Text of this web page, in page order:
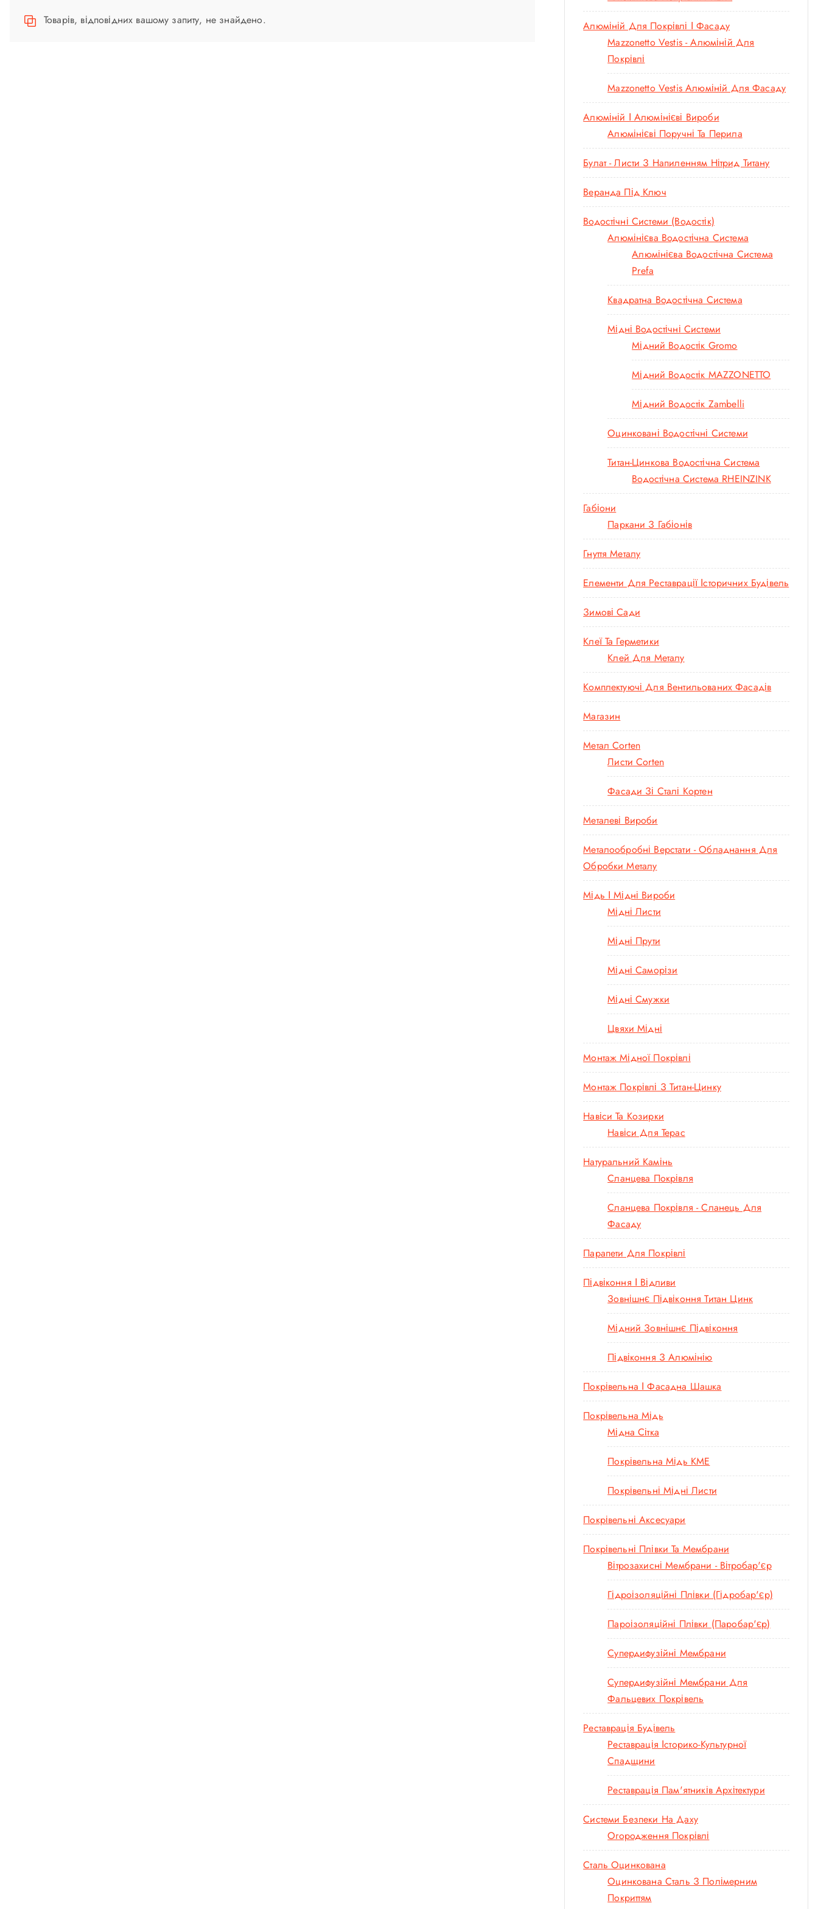
Товарів, відповідних вашому запиту, не знайдено.
Алюміній Для Покрівлі І Фасаду
Mazzonetto Vestis - Алюміній Для
Покрівлі
Mazzonetto Vestis Алюміній Для Фасаду
Алюміній І Алюмінієві Вироби
Алюмінієві Поручні Та Перила
Булат - Листи З Напиленням Нітрид Титану
Веранда Під Ключ
Водостічні Системи (водостік)
Алюмінієва Водостічна Система
Алюмінієва Водостічна Система
Prefa
Квадратна Водостічна Система
Мідні Водостічні Системи
Мідний Водостік Gromo
Мідний Водостік MAZZONETTO
Мідний Водостік Zambelli
Оцинковані Водостічні Системи
Титан-Цинкова Водостічна Система
Водостічна Система RHEINZINK
Габіони
Паркани З Габіонів
Гнуття Металу
Елементи Для Реставрації Історичних Будівель
Зимові Сади
Клеї Та Герметики
Клей Для Металу
Комплектуючі Для Вентильованих Фасадів
Магазин
Метал Corten
Листи Corten
Фасади Зі Сталі Кортен
Металеві Вироби
Металообробні Верстати - Обладнання Для
Обробки Металу
Мідь І Мідні Вироби
Мідні Листи
Мідні Прути
Мідні Саморізи
Мідні Смужки
Цвяхи Мідні
Монтаж Мідної Покрівлі
Монтаж Покрівлі З Титан-Цинку
Навіси Та Козирки
Навіси Для Терас
Натуральний Камінь
Сланцева Покрівля
Сланцева Покрівля - Сланець Для
Фасаду
Парапети Для Покрівлі
Підвіконня І Відливи
Зовнішнє Підвіконня Титан Цинк
Мідний Зовнішнє Підвіконня
Підвіконня З Алюмінію
Покрівельна І Фасадна Шашка
Покрівельна Мідь
Мідна Сітка
Покрівельна Мідь KME
Покрівельні Мідні Листи
Покрівельні Аксесуари
Покрівельні Плівки Та Мембрани
Вітрозахисні Мембрани - Вітробар'єр
Гідроізоляційні Плівки (гідробар'єр)
Пароізоляційні Плівки (паробар'єр)
Супердифузійні Мембрани
Супердифузійні Мембрани Для
Фальцевих Покрівель
Реставрація Будівель
Реставрація Історико-Культурної
Спадщини
Реставрація Пам'ятників Архітектури
Системи Безпеки На Даху
Огородження Покрівлі
Сталь Оцинкована
Оцинкована Сталь З Полімерним
Покриттям